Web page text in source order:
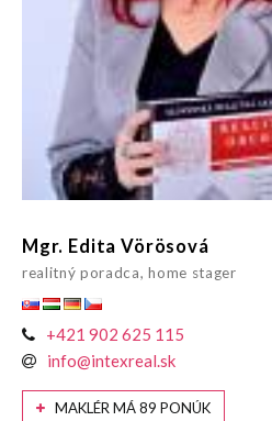
Mgr. Edita Vörösová
realitný poradca, home stager
+421 902 625 115
info@intexreal.sk
MAKLÉR MÁ 89 PONÚK